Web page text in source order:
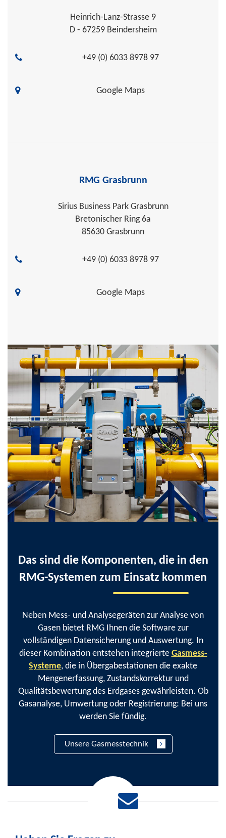
Heinrich-Lanz-Strasse 9
D - 67259 Beindersheim
+49 (0) 6033 8978 97
Google Maps
RMG Grasbrunn
Sirius Business Park Grasbrunn
Bretonischer Ring 6a
85630 Grasbrunn
+49 (0) 6033 8978 97
Google Maps
Das sind die Komponenten, die in den
RMG-Systemen zum Einsatz kommen
Neben Mess- und Analysegeräten zur Analyse von
Gasen bietet RMG Ihnen die Software zur
vollständigen Datensicherung und Auswertung. In
dieser Kombination entstehen integrierte Gasmess-
Systeme, die in Übergabestationen die exakte
Mengenerfassung, Zustandskorrektur und
Qualitätsbewertung des Erdgases gewährleisten. Ob
Gasanalyse, Umwertung oder Registrierung: Bei uns
werden Sie fündig.
Unsere Gasmesstechnik